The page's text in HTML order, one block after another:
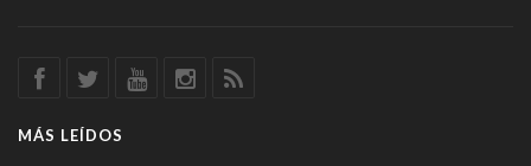
MÁS LEÍDOS